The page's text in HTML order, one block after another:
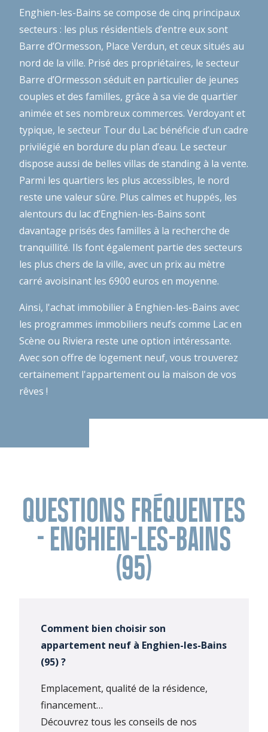
Enghien-les-Bains se compose de cinq principaux
secteurs : les plus résidentiels d’entre eux sont
Barre d’Ormesson, Place Verdun, et ceux situés au
nord de la ville. Prisé des propriétaires, le secteur
Barre d’Ormesson séduit en particulier de jeunes
couples et des familles, grâce à sa vie de quartier
animée et ses nombreux commerces. Verdoyant et
typique, le secteur Tour du Lac bénéficie d’un cadre
privilégié en bordure du plan d’eau. Le secteur
dispose aussi de belles villas de standing à la vente.
Parmi les quartiers les plus accessibles, le nord
reste une valeur sûre. Plus calmes et huppés, les
alentours du lac d’Enghien-les-Bains sont
davantage prisés des familles à la recherche de
tranquillité. Ils font également partie des secteurs
les plus chers de la ville, avec un prix au mètre
carré avoisinant les 6900 euros en moyenne.
Ainsi, l'achat immobilier à Enghien-les-Bains avec
les programmes immobiliers neufs comme Lac en
Scène ou Riviera reste une option intéressante.
Avec son offre de logement neuf, vous trouverez
certainement l'appartement ou la maison de vos
rêves !
QUESTIONS FRÉQUENTES
- ENGHIEN-LES-BAINS
(95)
Comment bien choisir son
appartement neuf à Enghien-les-Bains
(95) ?
Emplacement, qualité de la résidence,
financement…
Découvrez tous les conseils de nos